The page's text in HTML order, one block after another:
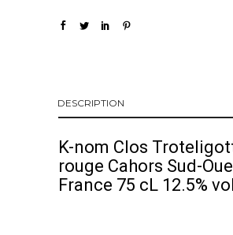
DESCRIPTION
K-nom Clos
rouge Cahors Sud-
France 75 cL 12.5% vol